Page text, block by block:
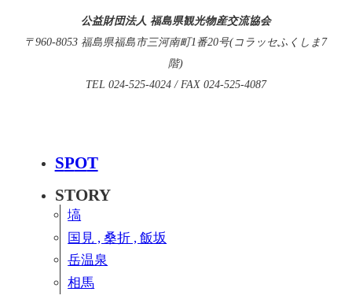
公益財団法人 福島県観光物産交流協会
〒960-8053 福島県福島市三河南町1番20号(コラッセふくしま7
階)
TEL 024-525-4024 / FAX 024-525-4087
SPOT
STORY
塙
国見 , 桑折 , 飯坂
岳温泉
相馬